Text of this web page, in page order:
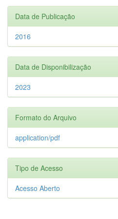
Data de Publicação
2016
Data de Disponibilização
2023
Formato do Arquivo
application/pdf
Tipo de Acesso
Acesso Aberto